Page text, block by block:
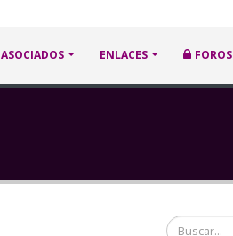
ASOCIADOS ENLACES FOROS